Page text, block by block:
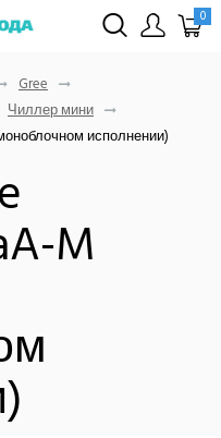
0
Gree
Чиллер мини
исполнении)
M